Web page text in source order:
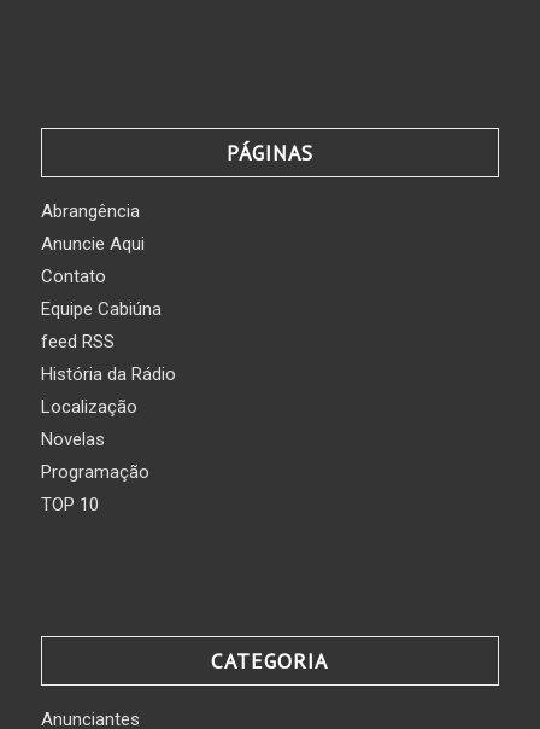
PÁGINAS
Abrangência
Anuncie Aqui
Contato
Equipe Cabiúna
feed RSS
História da Rádio
Localização
Novelas
Programação
TOP 10
CATEGORIA
Anunciantes